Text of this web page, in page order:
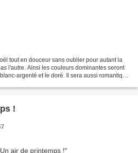
tout en douceur sans oublier pour autant la
l'autre. Ainsi les couleurs dominantes seront
argenté et le doré. Il sera aussi romantique
!